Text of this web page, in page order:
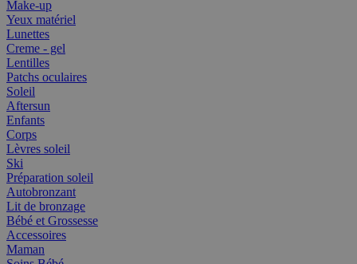
Make-up
Yeux matériel
Lunettes
Creme - gel
Lentilles
Patchs oculaires
Soleil
Aftersun
Enfants
Corps
Lèvres soleil
Ski
Préparation soleil
Autobronzant
Lit de bronzage
Bébé et Grossesse
Accessoires
Maman